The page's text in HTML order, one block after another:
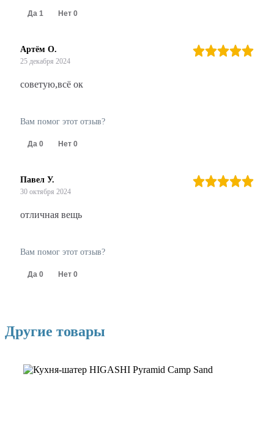
Да 1 Нет 0
Артём О.
25 декабря 2024
советую,всё ок
Вам помог этот отзыв?
Да 0 Нет 0
Павел У.
30 октября 2024
отличная вещь
Вам помог этот отзыв?
Да 0 Нет 0
Другие товары